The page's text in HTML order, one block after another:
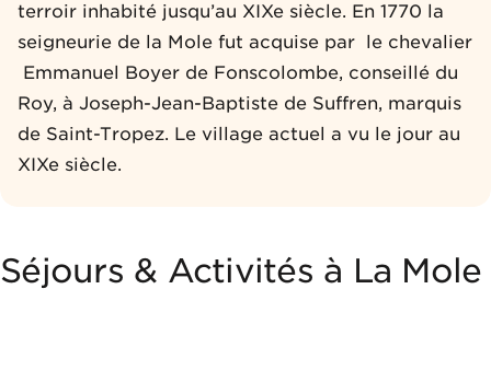
terroir inhabité jusqu’au XIXe siècle. En 1770 la
seigneurie de la Mole fut acquise par le chevalier
Emmanuel Boyer de Fons­colombe, conseillé du
Roy, à Joseph-Jean-Baptiste de Suffren, marquis
de Saint-Tropez. Le village actuel a vu le jour au
XIXe siècle.
Séjours & Activités à La Mole